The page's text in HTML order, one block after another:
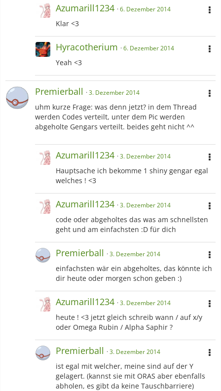
Azumarill1234 6. Dezember 2014
Klar <3
Hyracotherium 6. Dezember 2014
Yeah <3
Premierball 3. Dezember 2014
uhm kurze Frage: was denn jetzt? in dem Thread
werden Codes verteilt, unter dem Pic werden
abgeholte Gengars verteilt. beides geht nicht ^^
Azumarill1234 3. Dezember 2014
Hauptsache ich bekomme 1 shiny gengar egal
welches ! <3
Azumarill1234 3. Dezember 2014
code oder abgeholtes das was am schnellsten
geht und am einfachsten :D für dich
Premierball 3. Dezember 2014
einfachsten wär ein abgeholtes, das könnte ich
dir heute oder morgen schon geben :)
Azumarill1234 3. Dezember 2014
heute ! <3 jetzt gleich schreib wann / auf x/y
oder Omega Rubin / Alpha Saphir ?
Premierball 3. Dezember 2014
ist egal mit welcher, meine sind auf der Y
gelagert. (kannst sie mit ORAS aber ebenfalls
abholen, es gibt da keine Tauschbarriere)